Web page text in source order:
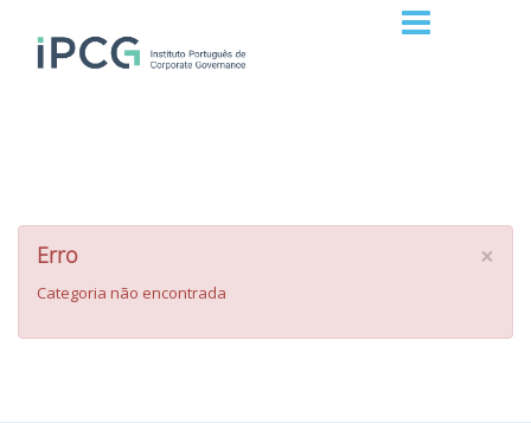
×
Erro
Categoria não encontrada